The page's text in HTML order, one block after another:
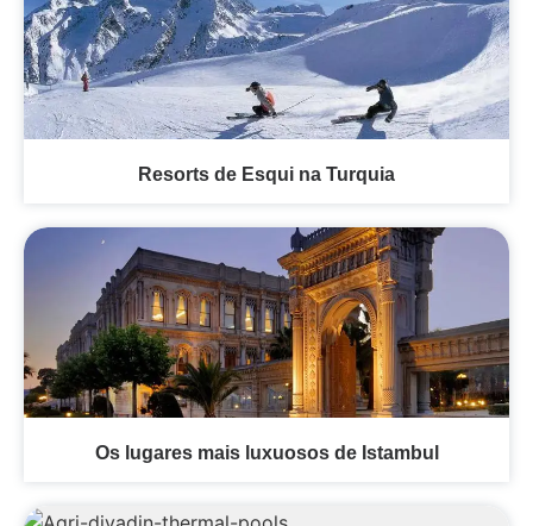
Resorts de Esqui na Turquia
Os lugares mais luxuosos de Istambul